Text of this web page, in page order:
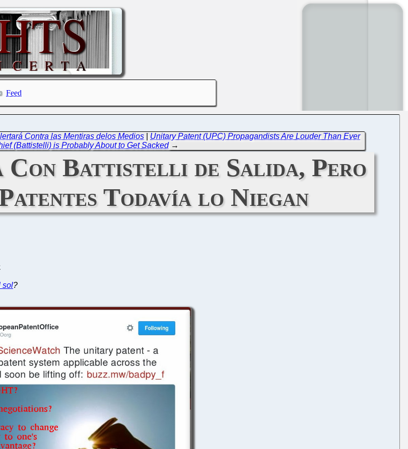
Feed
Contra las Mentiras delos Medios
Unitary Patent (UPC) Propagandists Are Louder Than Ever
(Battistelli) is Probably About to Get Sacked→
Con Battistelli de Salida, Pero
Todavía lo Niegan
sol?